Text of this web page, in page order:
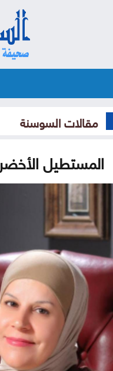
مقالات السوسنة
المستطيل الأخضر